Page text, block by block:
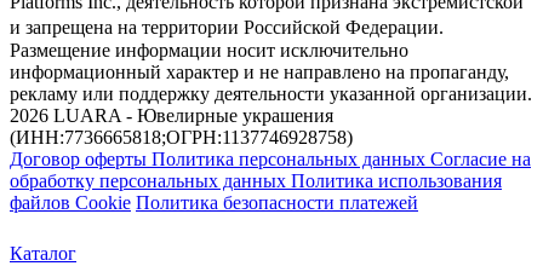
и запрещена на территории Российской Федерации.
Размещение информации носит исключительно
информационный характер и не направлено на пропаганду,
рекламу или поддержку деятельности указанной организации.
2026 LUARA - Ювелирные украшения
(ИНН:7736665818;ОГРН:1137746928758)
Договор оферты Политика персональных данных Согласие на
обработку персональных данных Политика использования
файлов Cookie Политика безопасности платежей
Каталог